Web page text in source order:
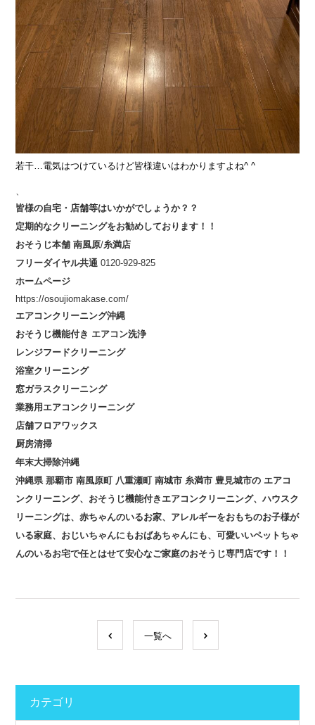
若干…電気はつけているけど皆様違いはわかりますよね^ ^
、
皆様の自宅・店舗等はいかがでしょうか？？
定期的なクリーニングをお勧めしております！！
おそうじ本舗 南風原/糸満店
フリーダイヤル共通 0120-929-825
ホームページ
https://osoujiomakase.com/
エアコンクリーニング沖縄
おそうじ機能付き エアコン洗浄
レンジフードクリーニング
浴室クリーニング
窓ガラスクリーニング
業務用エアコンクリーニング
店舗フロアワックス
厨房清掃
年末大掃除沖縄
沖縄県 那覇市 南風原町 八重瀬町 南城市 糸満市 豊見城市の エアコ
ンクリーニング、おそうじ機能付きエアコンクリーニング、ハウスク
リーニングは、赤ちゃんのいるお家、アレルギーをおもちのお子様が
いる家庭、おじいちゃんにもおばあちゃんにも、可愛いいペットちゃ
んのいるお宅で任とはせて安心なご家庭のおそうじ専門店です！！
一覧へ
カテゴリ